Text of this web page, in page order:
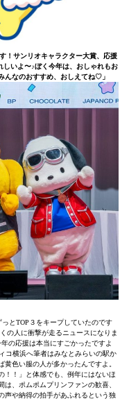
！サンリオキャラクター大賞、応援
いよ〜♪ぼく今年は、おしゃれもお
んなのおすすめ、おしえてね♡」
とTOP３をキープしていたのです
の人に衝撃が走るニュースになりま
の応援は本当にすごかったですよ
コ横浜へ筆者はみなとみらいの駅か
色い服の人が多かったんですよ。
！！」と体感でも、例年にはないほ
、ポムポムプリンファンの歓喜、
声や納得の拍手があふれるという独